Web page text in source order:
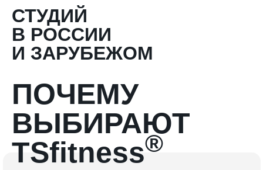
СТУДИЙ
В РОССИИ
И ЗАРУБЕЖОМ
ПОЧЕМУ
ВЫБИРАЮТ
TSfitness®